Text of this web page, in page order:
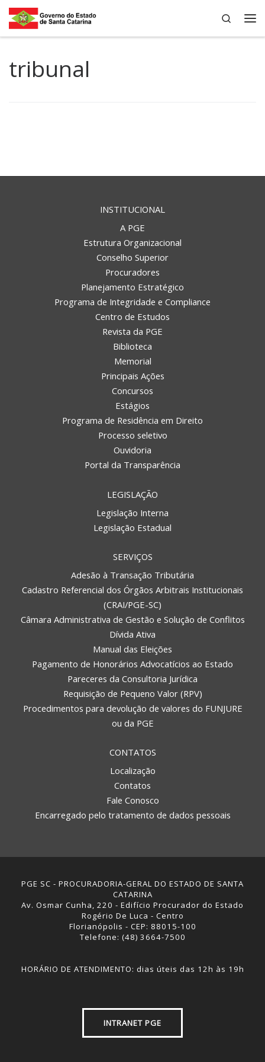
Skip to content
Search
tribunal
INSTITUCIONAL
A PGE
Estrutura Organizacional
Conselho Superior
Procuradores
Planejamento Estratégico
Programa de Integridade e Compliance
Centro de Estudos
Revista da PGE
Biblioteca
Memorial
Principais Ações
Concursos
Estágios
Programa de Residência em Direito
Processo seletivo
Ouvidoria
Portal da Transparência
LEGISLAÇÃO
Legislação Interna
Legislação Estadual
SERVIÇOS
Adesão à Transação Tributária
Cadastro Referencial dos Órgãos Arbitrais Institucionais
(CRAI/PGE-SC)
Câmara Administrativa de Gestão e Solução de Conflitos
Dívida Ativa
Manual das Eleições
Pagamento de Honorários Advocatícios ao Estado
Pareceres da Consultoria Jurídica
Requisição de Pequeno Valor (RPV)
Procedimentos para devolução de valores do FUNJURE
ou da PGE
CONTATOS
Localização
Contatos
Fale Conosco
Encarregado pelo tratamento de dados pessoais
PGE SC - PROCURADORIA-GERAL DO ESTADO DE SANTA
CATARINA
Av. Osmar Cunha, 220 - Edifício Procurador do Estado
Rogério De Luca - Centro
Florianópolis - CEP: 88015-100
Telefone: (48) 3664-7500
HORÁRIO DE ATENDIMENTO: dias úteis das 12h às 19h
INTRANET PGE